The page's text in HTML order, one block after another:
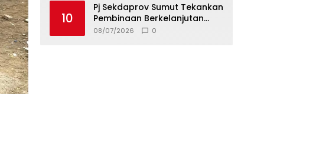
10
Pj Sekdaprov Sumut Tekankan
Pembinaan Berkelanjutan
untuk Lahirkan Generasi
08/07/2026 0